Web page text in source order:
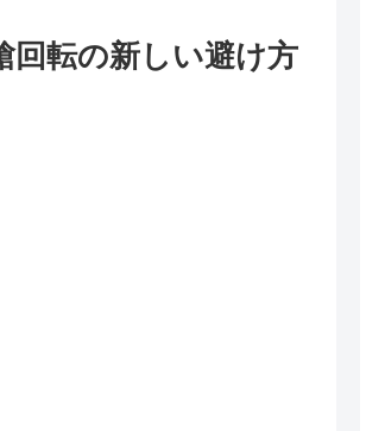
回転の新しい避け方